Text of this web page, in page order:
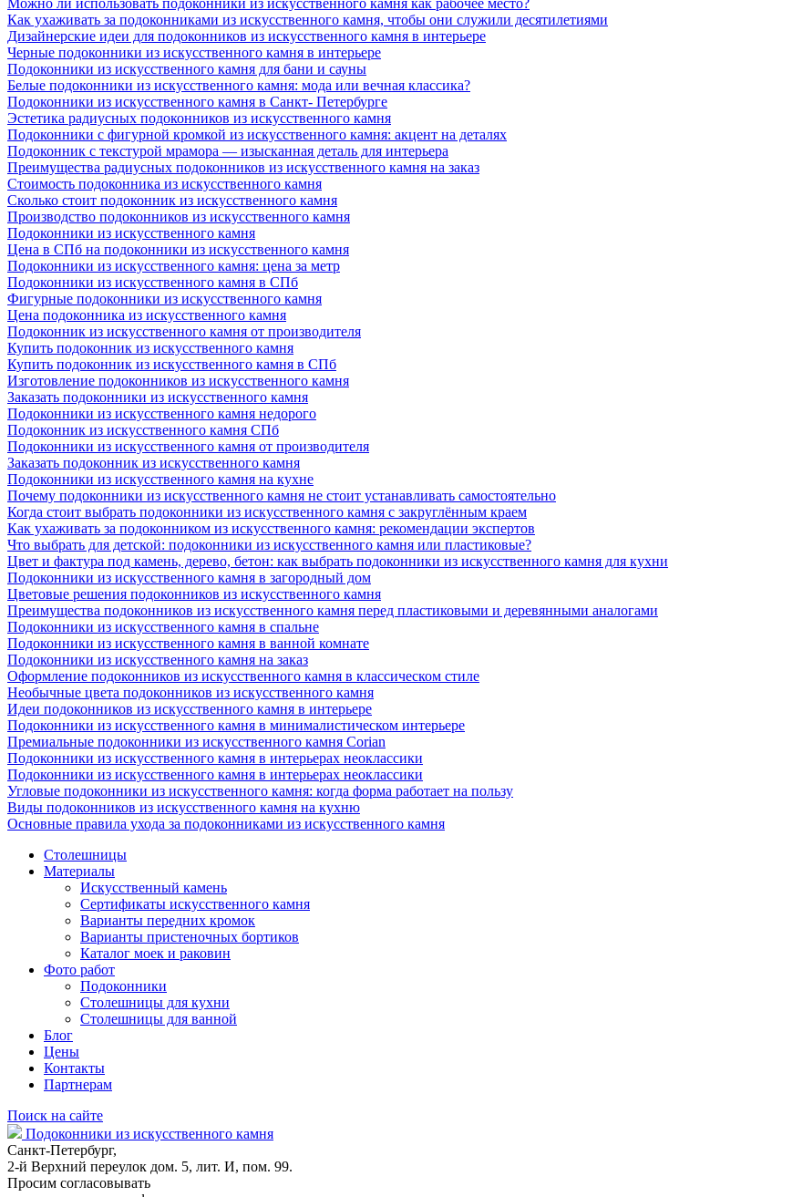
Можно ли использовать подоконники из искусственного камня как рабочее место?
Как ухаживать за подоконниками из искусственного камня, чтобы они служили десятилетиями
Дизайнерские идеи для подоконников из искусственного камня в интерьере
Черные подоконники из искусственного камня в интерьере
Подоконники из искусственного камня для бани и сауны
Белые подоконники из искусственного камня: мода или вечная классика?
Подоконники из искусственного камня в Санкт- Петербурге
Эстетика радиусных подоконников из искусственного камня
Подоконники с фигурной кромкой из искусственного камня: акцент на деталях
Подоконник с текстурой мрамора — изысканная деталь для интерьера
Преимущества радиусных подоконников из искусственного камня на заказ
Стоимость подоконника из искусственного камня
Сколько стоит подоконник из искусственного камня
Производство подоконников из искусственного камня
Подоконники из искусственного камня
Цена в СПб на подоконники из искусственного камня
Подоконники из искусственного камня: цена за метр
Подоконники из искусственного камня в СПб
Фигурные подоконники из искусственного камня
Цена подоконника из искусственного камня
Подоконник из искусственного камня от производителя
Купить подоконник из искусственного камня
Купить подоконник из искусственного камня в СПб
Изготовление подоконников из искусственного камня
Заказать подоконники из искусственного камня
Подоконники из искусственного камня недорого
Подоконник из искусственного камня СПб
Подоконники из искусственного камня от производителя
Заказать подоконник из искусственного камня
Подоконники из искусственного камня на кухне
Почему подоконники из искусственного камня не стоит устанавливать самостоятельно
Когда стоит выбрать подоконники из искусственного камня с закруглённым краем
Как ухаживать за подоконником из искусственного камня: рекомендации экспертов
Что выбрать для детской: подоконники из искусственного камня или пластиковые?
Цвет и фактура под камень, дерево, бетон: как выбрать подоконники из искусственного камня для кухни
Подоконники из искусственного камня в загородный дом
Цветовые решения подоконников из искусственного камня
Преимущества подоконников из искусственного камня перед пластиковыми и деревянными аналогами
Подоконники из искусственного камня в спальне
Подоконники из искусственного камня в ванной комнате
Подоконники из искусственного камня на заказ
Оформление подоконников из искусственного камня в классическом стиле
Необычные цвета подоконников из искусственного камня
Идеи подоконников из искусственного камня в интерьере
Подоконники из искусственного камня в минималистическом интерьере
Премиальные подоконники из искусственного камня Corian
Подоконники из искусственного камня в интерьерах неоклассики
Подоконники из искусственного камня в интерьерах неоклассики
Угловые подоконники из искусственного камня: когда форма работает на пользу
Виды подоконников из искусственного камня на кухню
Основные правила ухода за подоконниками из искусственного камня
Столешницы
Материалы
Искусственный камень
Сертификаты искусственного камня
Варианты передних кромок
Варианты пристеночных бортиков
Каталог моек и раковин
Фото работ
Подоконники
Столешницы для кухни
Столешницы для ванной
Блог
Цены
Контакты
Партнерам
Поиск на сайте
Подоконники из искусственного камня
Санкт-Петербург,
2-й Верхний переулок дом. 5, лит. И, пом. 99.
Просим согласовывать